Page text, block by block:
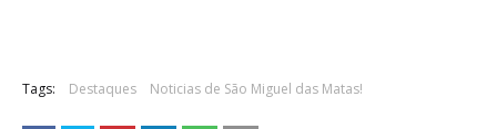
Tags: Destaques Noticias de São Miguel das Matas!